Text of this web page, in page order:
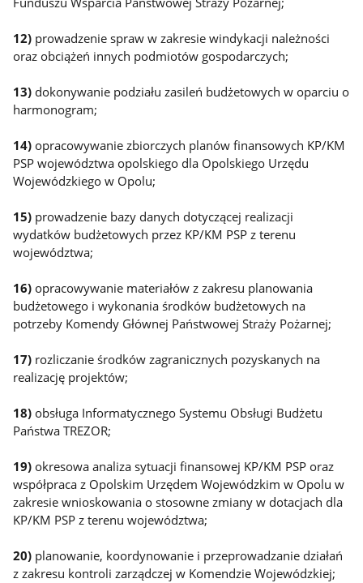
12) prowadzenie spraw w zakresie windykacji należności
oraz obciążeń innych podmiotów gospodarczych;
13) dokonywanie podziału zasileń budżetowych w oparciu o
harmonogram;
14) opracowywanie zbiorczych planów finansowych KP/KM
PSP województwa opolskiego dla Opolskiego Urzędu
Wojewódzkiego w Opolu;
15) prowadzenie bazy danych dotyczącej realizacji
wydatków budżetowych przez KP/KM PSP z terenu
województwa;
16) opracowywanie materiałów z zakresu planowania
budżetowego i wykonania środków budżetowych na
potrzeby Komendy Głównej Państwowej Straży Pożarnej;
17) rozliczanie środków zagranicznych pozyskanych na
realizację projektów;
18) obsługa Informatycznego Systemu Obsługi Budżetu
Państwa TREZOR;
19) okresowa analiza sytuacji finansowej KP/KM PSP oraz
współpraca z Opolskim Urzędem Wojewódzkim w Opolu w
zakresie wnioskowania o stosowne zmiany w dotacjach dla
KP/KM PSP z terenu województwa;
20) planowanie, koordynowanie i przeprowadzanie działań
z zakresu kontroli zarządczej w Komendzie Wojewódzkiej;